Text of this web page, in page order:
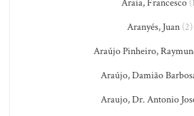
Araia, Francesco
Aranyés, Juan (2)
Araújo Pinheiro,
Araújo, Damião
Araujo, Dr. Antonio